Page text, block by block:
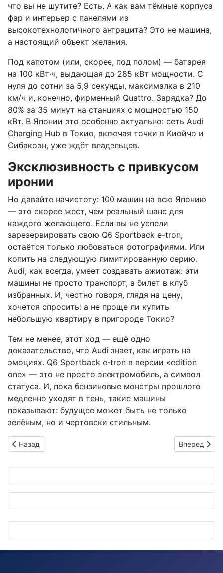
что вы не шутите? Есть. А как вам тёмные корпуса
фар и интерьер с панелями из
высокотехнологичного антрацита? Это не машина,
а настоящий объект желания.
Под капотом (или, скорее, под полом) — батарея
на 100 кВт·ч, выдающая до 285 кВт мощности. С
нуля до сотни за 5,9 секунды, максималка в 210
км/ч и, конечно, фирменный Quattro. Зарядка? До
80% за 35 минут на станциях с мощностью 150
кВт. В Японии это особенно актуально: сеть Audi
Charging Hub в Токио, включая точки в Киойчо и
Сибакоэн, уже ждёт владельцев.
Эксклюзивность с привкусом
иронии
Но давайте начистоту: 100 машин на всю Японию
— это скорее жест, чем реальный шанс для
каждого желающего. Если вы не успели
зарезервировать свою Q6 Sportback e-tron,
остаётся только любоваться фотографиями. Или
копить на следующую лимитированную серию.
Audi, как всегда, умеет создавать ажиотаж: эти
машины не просто транспорт, а билет в клуб
избранных. И, честно говоря, глядя на цену,
хочется спросить: а не проще ли купить
небольшую квартиру в пригороде Токио?
Тем не менее, этот ход — ещё одно
доказательство, что Audi знает, как играть на
эмоциях. Q6 Sportback e-tron в версии «edition
one» — это не просто электромобиль, а символ
статуса. И, пока бензиновые монстры прошлого
медленно уходят в тень, такие машины
показывают: будущее может быть не только
зелёным, но и чертовски стильным.
Предыдущий: Санаэ Takaichi: от Toyota Supra до
Назад Следующий:
Вперед